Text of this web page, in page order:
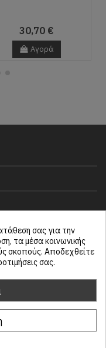
30,70 €
Αγορά
σας για την
τα μέσα κοινωνικής
σκοπούς. Αποδεχθείτε
σας.